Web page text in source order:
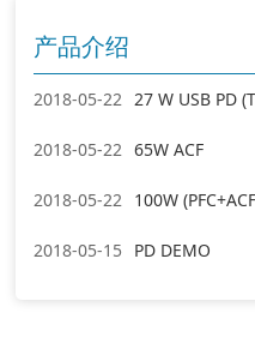
产品介绍
2018-05-22 27 W USB PD
2018-05-22 65W ACF
2018-05-22 100W
2018-05-15 PD DEMO